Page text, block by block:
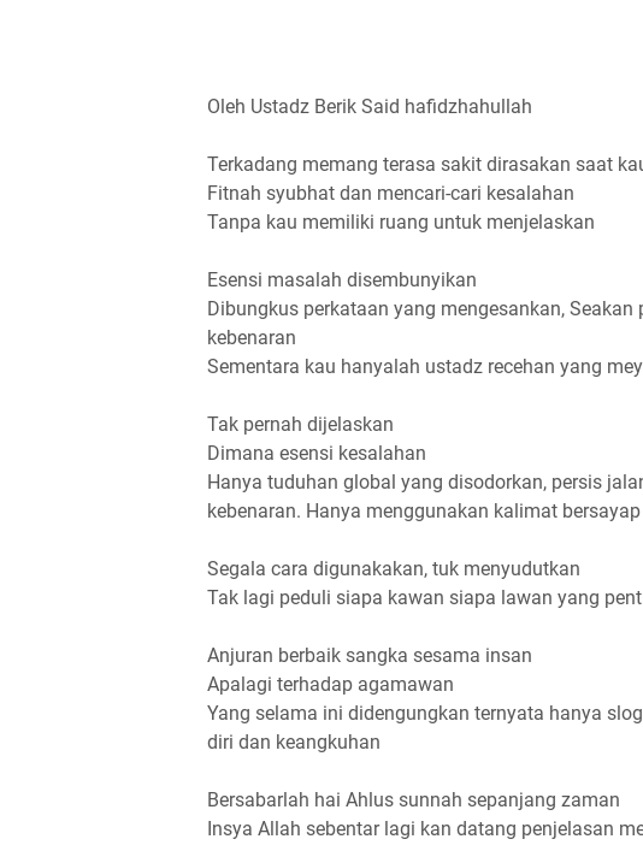
Oleh Ustadz Berik Said hafidzhahullah
Terkadang memang terasa sakit dirasakan saat
Fitnah syubhat dan mencari-cari kesalahan
Tanpa kau memiliki ruang untuk menjelaskan
Esensi masalah disembunyikan
Dibungkus perkataan yang mengesankan,
kebenaran
Sementara kau hanyalah ustadz recehan yang
Tak pernah dijelaskan
Dimana esensi kesalahan
Hanya tuduhan global yang disodorkan, persis
kebenaran. Hanya menggunakan kalimat
Segala cara digunakakan, tuk menyudutkan
Tak lagi peduli siapa kawan siapa lawan yang
Anjuran berbaik sangka sesama insan
Apalagi terhadap agamawan
Yang selama ini didengungkan ternyata hanya
diri dan keangkuhan
Bersabarlah hai Ahlus sunnah sepanjang zaman
Insya Allah sebentar lagi kan datang penjelasan